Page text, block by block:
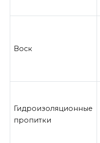
Воск
Гидроизоляционные
пропитки